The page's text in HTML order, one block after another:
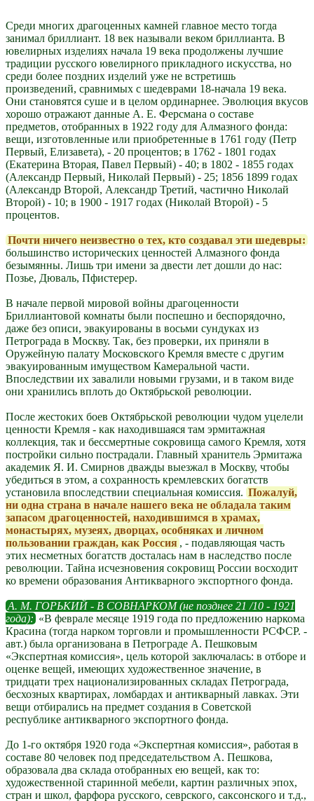
Среди многих драгоценных камней главное место тогда
занимал бриллиант. 18 век называли веком бриллианта. В
ювелирных изделиях начала 19 века продолжены лучшие
традиции русского ювелирного прикладного искусства, но
среди более поздних изделий уже не встретишь
произведений, сравнимых с шедеврами 18-начала 19 века.
Они становятся суше и в целом ординарнее. Эволюция вкусов
хорошо отражают данные А. Е. Ферсмана о составе
предметов, отобранных в 1922 году для Алмазного фонда:
вещи, изготовленные или приобретенные в 1761 году (Петр
Первый, Елизавета), - 20 процентов; в 1762 - 1801 годах
(Екатерина Вторая, Павел Первый) - 40; в 1802 - 1855 годах
(Александр Первый, Николай Первый) - 25; 1856 1899 годах
(Александр Второй, Александр Третий, частично Николай
Второй) - 10; в 1900 - 1917 годах (Николай Второй) - 5
процентов.
Почти ничего неизвестно о тех, кто создавал эти шедевры:
большинство исторических ценностей Алмазного фонда
безымянны. Лишь три имени за двести лет дошли до нас:
Позье, Дюваль, Пфистерер.
В начале первой мировой войны драгоценности
Бриллиантовой комнаты были поспешно и беспорядочно,
даже без описи, эвакуированы в восьми сундуках из
Петрограда в Москву. Так, без проверки, их приняли в
Оружейную палату Московского Кремля вместе с другим
эвакуированным имуществом Камеральной части.
Впоследствии их завалили новыми грузами, и в таком виде
они хранились вплоть до Октябрьской революции.
После жестоких боев Октябрьской революции чудом уцелели
ценности Кремля - как находившаяся там эрмитажная
коллекция, так и бессмертные сокровища самого Кремля, хотя
постройки сильно пострадали. Главный хранитель Эрмитажа
академик Я. И. Смирнов дважды выезжал в Москву, чтобы
убедиться в этом, а сохранность кремлевских богатств
установила впоследствии специальная комиссия. Пожалуй,
ни одна страна в начале нашего века не обладала таким
запасом драгоценностей, находившимся в храмах,
монастырях, музеях, дворцах, особняках и личном
пользовании граждан, как Россия , - подавляющая часть
этих несметных богатств досталась нам в наследство после
революции. Тайна исчезновения сокровищ России восходит
ко времени образования Антикварного экспортного фонда.
А. М. ГОРЬКИЙ - В СОВНАРКОМ (не позднее 21 /10 - 1921
года): «В феврале месяце 1919 года по предложению наркома
Красина (тогда нарком торговли и промышленности РСФСР. -
авт.) была организована в Петрограде А. Пешковым
«Экспертная комиссия», цель которой заключалась: в отборе и
оценке вещей, имеющих художественное значение, в
тридцати трех национализированных складах Петрограда,
бесхозных квартирах, ломбардах и антикварный лавках. Эти
вещи отбирались на предмет создания в Советской
республике антикварного экспортного фонда.
До 1-го октября 1920 года «Экспертная комиссия», работая в
составе 80 человек под председательством А. Пешкова,
образовала два склада отобранных ею вещей, как то:
художественной старинной мебели, картин различных эпох,
стран и школ, фарфора русского, севрского, саксонского и т.д.,